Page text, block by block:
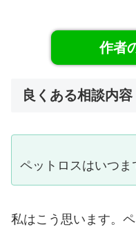
作者
良くある相談内容
ペットロスはいつま
私はこう思います。